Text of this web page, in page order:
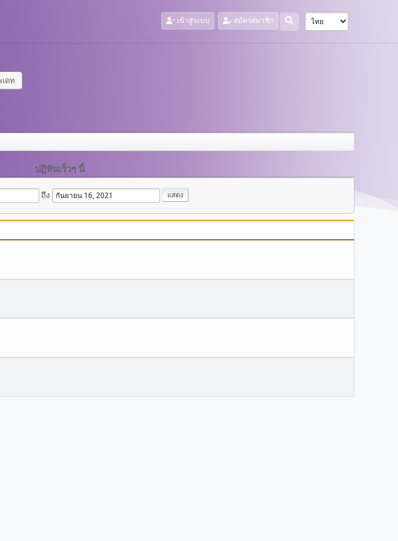
เข้าสู่ระบบ สมัครสมาชิก
ดท
ปฏิทินเร็วๆ นี้
ถึง